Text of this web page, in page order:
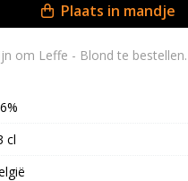
Plaats in mandje
om Leffe - Blond te bestellen.
cl